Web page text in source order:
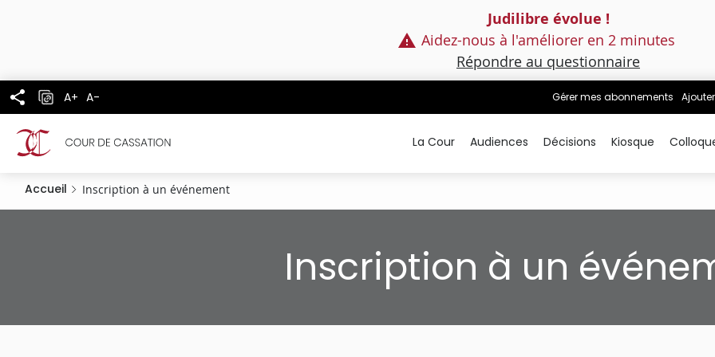
Judilibre évolue !
Aidez-nous à l'améliorer en 2 minutes
Répondre au questionnaire
A+ A- Gérer mes abonnements
La Cour Audiences Décisions Kiosque
Accueil Inscription à un événement
Inscription à un